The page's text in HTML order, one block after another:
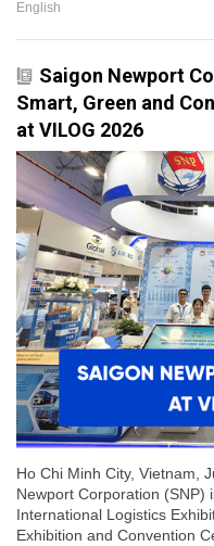
English
Saigon Newport
Smart, Green and
at VILOG 2026
Ho Chi Minh City, Vietnam,
Newport Corporation (SNP)
International Logistics
Exhibition and Convention